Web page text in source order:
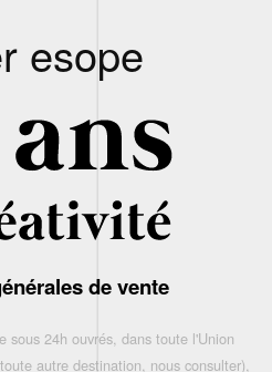
esope
de vente
sous 24h ouvrés, dans toute l'Union
autre destination, nous consulter),